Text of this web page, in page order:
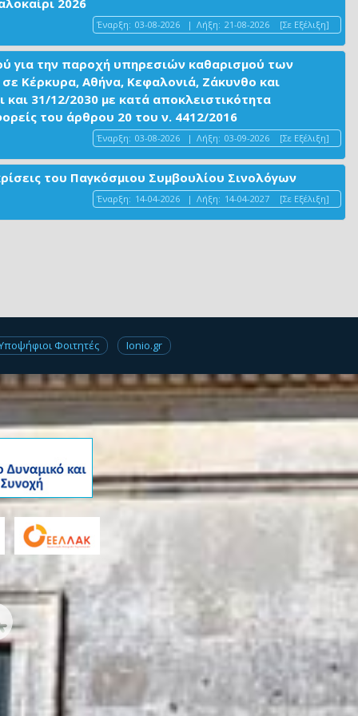
2026
Έναρξη: 03-08-2026 | Λήξη: 21-08-2026 [Σε Εξέλιξη]
για την παροχή υπηρεσιών καθαρισμού των
Κέρκυρα, Αθήνα, Κεφαλονιά, Ζάκυνθο και
31/12/2030 με κατά αποκλειστικότητα
του άρθρου 20 του ν. 4412/2016
Έναρξη: 03-08-2026 | Λήξη: 03-09-2026 [Σε Εξέλιξη]
του Παγκόσμιου Συμβουλίου Σινολόγων
Έναρξη: 14-04-2026 | Λήξη: 14-04-2027 [Σε Εξέλιξη]
Φοιτητές Ionio.gr